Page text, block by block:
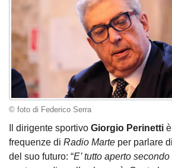
© foto di Federico Serra
Il dirigente sportivo Giorgio Perinetti
frequenze di Radio Marte per parlare di
del suo futuro: “E’ tutto aperto